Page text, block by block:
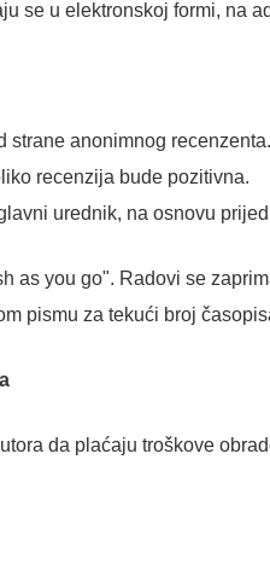
se u elektronskoj formi, na
strane anonimnog recenzenta.
recenzija bude pozitivna.
urednik, na osnovu
as you go". Radovi se
pismu za tekući broj
da plaćaju troškove